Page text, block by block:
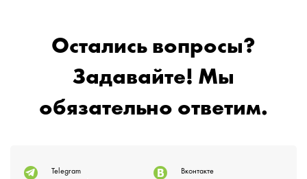
Остались вопросы?
Задавайте! Мы
обязательно ответим.
Telegram Вконтакте